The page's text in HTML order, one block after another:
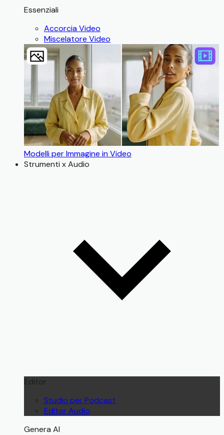
Essenziali
Accorcia Video
Miscelatore Video
Modelli per Immagine in Video
Strumenti x Audio
Editor
Studio per Podcast
Editor Audio
Genera AI